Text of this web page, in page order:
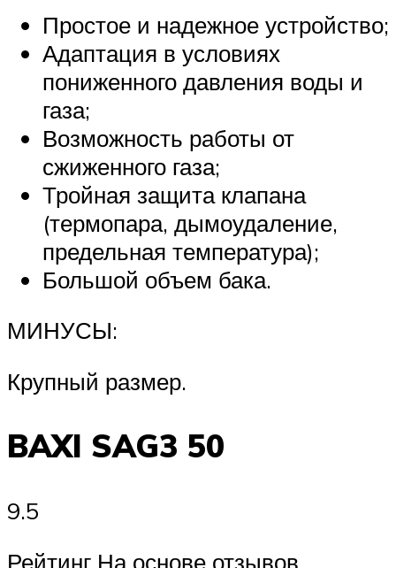
Простое и надежное устройство;
Адаптация в условиях
пониженного давления воды и
газа;
Возможность работы от
сжиженного газа;
Тройная защита клапана
(термопара, дымоудаление,
предельная температура);
Большой объем бака.
МИНУСЫ:
Крупный размер.
BAXI SAG3 50
9.5
Рейтинг На основе отзывов